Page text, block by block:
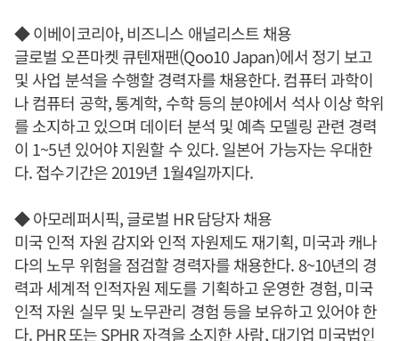
◆ 이베이코리아, 비즈니스 애널리스트 채용
글로벌 오픈마켓 큐텐재팬(Qoo10 Japan)에서 정기 보고
및 사업 분석을 수행할 경력자를 채용한다. 컴퓨터 과학이
나 컴퓨터 공학, 통계학, 수학 등의 분야에서 석사 이상 학위
를 소지하고 있으며 데이터 분석 및 예측 모델링 관련 경력
이 1~5년 있어야 지원할 수 있다. 일본어 가능자는 우대한
다. 접수기간은 2019년 1월4일까지다.
◆ 아모레퍼시픽, 글로벌 HR 담당자 채용
미국 인적 자원 감지와 인적 자원제도 재기획, 미국과 캐나
다의 노무 위험을 점검할 경력자를 채용한다. 8~10년의 경
력과 세계적 인적자원 제도를 기획하고 운영한 경험, 미국
인적 자원 실무 및 노무관리 경험 등을 보유하고 있어야 한
다. PHR 또는 SPHR 자격을 소지한 사람, 대기업 미국법인